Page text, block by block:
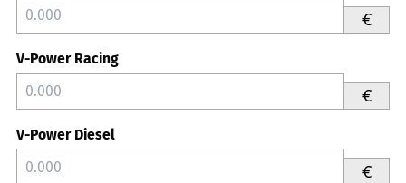
€
V-Power Racing
€
V-Power Diesel
€